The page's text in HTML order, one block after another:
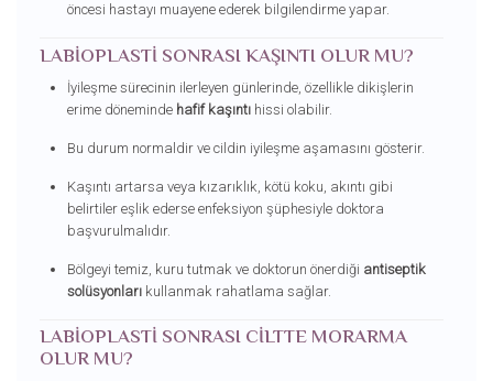
öncesi hastayı muayene ederek bilgilendirme yapar.
LABIOPLASTI SONRASI KAŞINTI OLUR MU?
İyileşme sürecinin ilerleyen günlerinde, özellikle dikişlerin
erime döneminde hafif kaşıntıhissi olabilir.
Bu durum normaldir ve cildin iyileşme aşamasını gösterir.
Kaşıntı artarsa veya kızarıklık, kötü koku, akıntı gibi
belirtiler eşlik ederse enfeksiyon şüphesiyle doktora
başvurulmalıdır.
Bölgeyi temiz, kuru tutmak ve doktorun önerdiği antiseptik
solüsyonlarıkullanmak rahatlama sağlar.
LABIOPLASTI SONRASI CILTTE MORARMA
OLUR MU?